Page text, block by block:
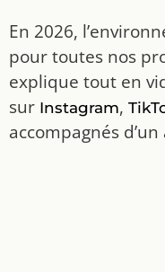
En 2026,
pour toutes nos
explique tout en
sur Instagram,
accompagnés